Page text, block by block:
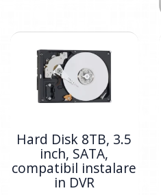
Hard Disk 8TB, 3.5
inch, SATA,
compatibil instalare
in DVR